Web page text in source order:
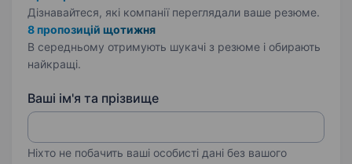
Дізнавайтеся, які компанії переглядали ваше резюме.
8 пропозицій щотижня
В середньому отримують шукачі з резюме і обирають
найкращі.
Ваші ім'я та прізвище
Ніхто не побачить ваші особисті дані без вашого